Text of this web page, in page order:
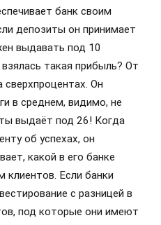
банк своим
депозиты он принимает
выдавать под 10
такая прибыль? От
сверхпроцентах. Он
в среднем, видимо, не
выдаёт под 26! Когда
об успехах, он
какой в его банке
клиентов. Если банки
с разницей в
под которые они имеют